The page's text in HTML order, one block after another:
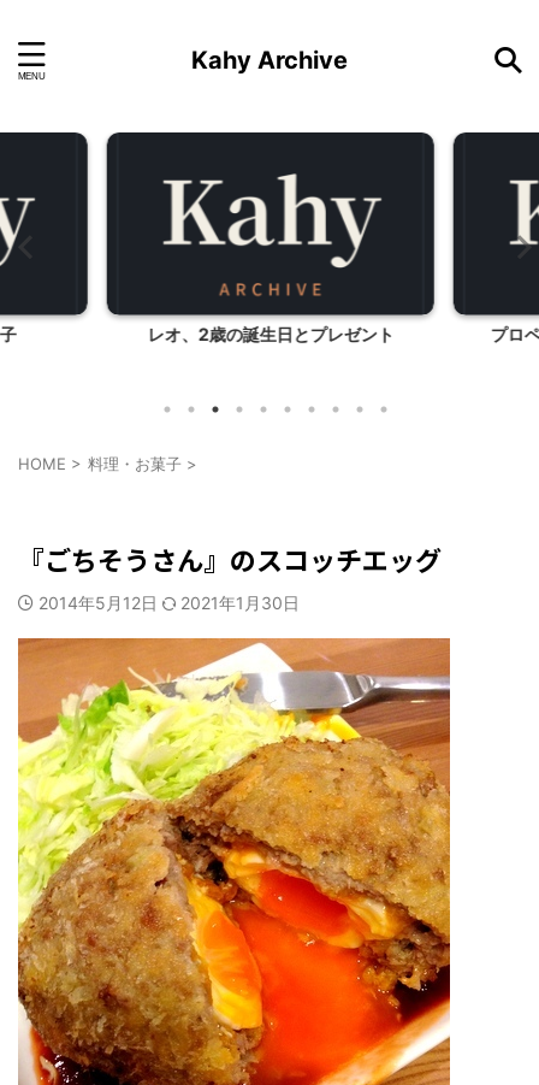
Kahy Archive
レオ、2歳の誕生日とプレゼント プロ
HOME > 料理・お菓子 >
『ごちそうさん』のスコッチエッグ
2014年5月12日 2021年1月30日